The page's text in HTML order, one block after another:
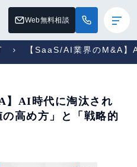
Web無料相談
【SaaS/AI業界のM&A
】AI時代に淘汰され
高め方」と「戦略的